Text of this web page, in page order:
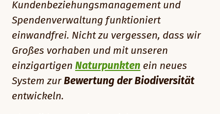
Kundenbeziehungsmanagement und
Spendenverwaltung funktioniert
einwandfrei. Nicht zu vergessen, dass wir
Großes vorhaben und mit unseren
einzigartigen Naturpunkten ein neues
System zur Bewertung der Biodiversität
entwickeln.